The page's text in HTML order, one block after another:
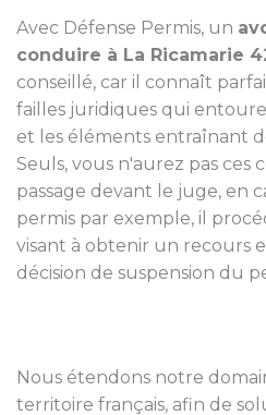
Avec Défense Permis, un
conduire à La Ricamarie
conseillé, car il connaît
failles juridiques qui
et les éléments entraînant
Seuls, vous n'aurez pas ces
passage devant le juge, en
permis par exemple, il
visant à obtenir un recours
décision de suspension du
Nous étendons notre
territoire français, afin de